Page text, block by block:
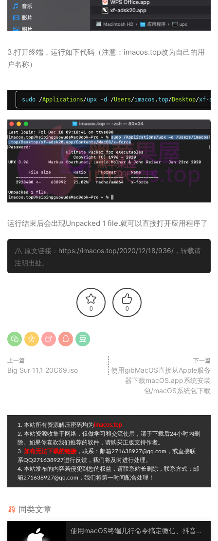
3.打开终端，运行如下代码（注意：imacos.top改为自己的用
户名称）
sudo /Applications/upx -d /Users/imacos .top/Desktop/xf-
运行结束后会出现Unpacked 1 file.就可以直接打开应用程序了
原文链接： https://imacos.top/2020/12/18/936/ ，转载请
注明出处。
0 0
上一篇
Big Sur 11.1 20C69.iso
下一篇
使用gibMacOS直接从Apple服务
器下载macOS.app系统安装
包/macOS系统包下载
1. 本站所有资源解压密码均为imacos.top
2. 本站资源收集于网络，仅做学习和交流使用，请于下载后24小时内删
除。如果你喜欢我们推荐的软件，请购买正版支持作者。
3. 如有无法下载的链接 ，联系：邮箱271638927@qq.com，或直接联
系QQ271638927进行反馈，我们将及时进行处理。
4. 本站发布的内容若侵犯到您的权益，请联系站长删除，联系方式：邮
箱271638927@qq.com，我们将第一时间配合处理！
同类文章
使用macOS终端几行命令搞定微信、抖音等